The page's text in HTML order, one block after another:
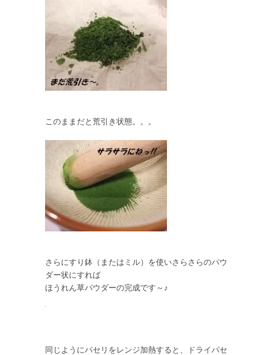
このままだと荒引き状態。。。
さらにすり鉢（またはミル）を使いさらさらのパウ
ダー状にすれば
ほうれん草パウダーの完成です～♪
同じようにパセリをレンジ加熱すると、ドライパセ